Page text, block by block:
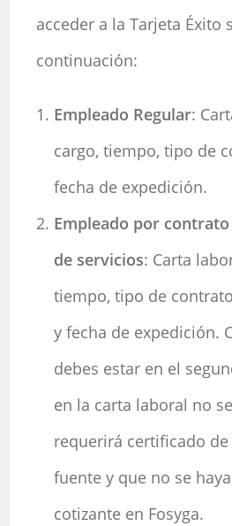
acceder a la Tarjeta Éxito
continuación:
Empleado Regular:
cargo, tiempo, tipo de
fecha de expedición.
Empleado por
de servicios: Carta
tiempo, tipo de
y fecha de expedición.
debes estar en el
en la carta laboral no
requerirá certificado
fuente y que no se
cotizante en Fosyga.